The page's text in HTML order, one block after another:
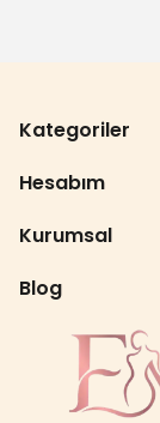
Kategoriler
Hesabım
Kurumsal
Blog